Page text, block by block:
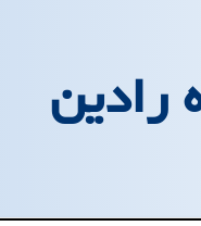
رادین